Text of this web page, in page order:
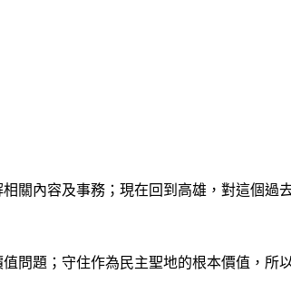
關內容及事務；現在回到高雄，對這個過
問題；守住作為民主聖地的根本價值，所